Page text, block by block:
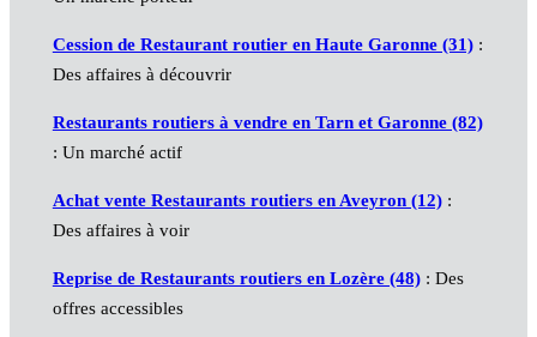
Cession de Restaurant routier en Haute Garonne (31):
Des affaires à découvrir
Restaurants routiers à vendre en Tarn et Garonne (82)
: Un marché actif
Achat vente Restaurants routiers en Aveyron (12):
Des affaires à voir
Reprise de Restaurants routiers en Lozère (48): Des
offres accessibles